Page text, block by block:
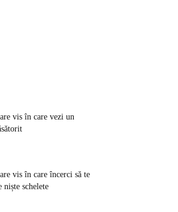
vis în care vezi un
vis în care încerci să te
niște schelete